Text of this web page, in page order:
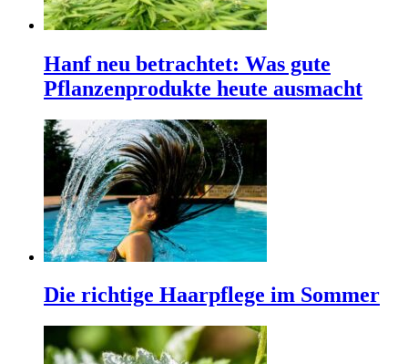
Hanf neu betrachtet: Was gute
Pflanzenprodukte heute ausmacht
Die richtige Haarpflege im Sommer